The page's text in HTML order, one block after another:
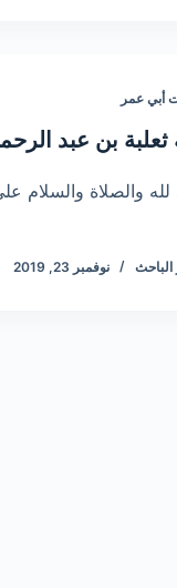
أبي عمر
بن عبد
لله والصلاة والسلام
الباحث نوفمبر 23, 2019